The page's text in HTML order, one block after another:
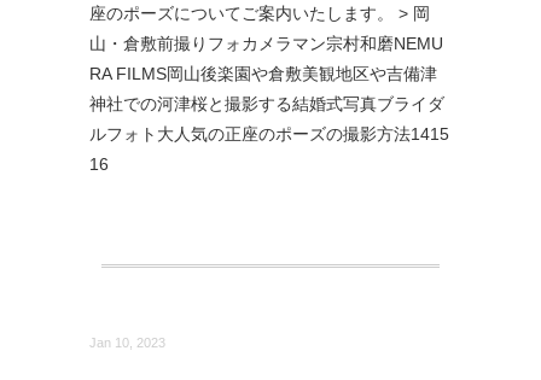
座のポーズについてご案内いたします。
> 岡
山・倉敷前撮りフォカメラマン宗村和磨NEMU
RA FILMS岡山後楽園や倉敷美観地区や吉備津
神社での河津桜と撮影する結婚式写真ブライダ
ルフォト大人気の正座のポーズの撮影方法1415
16
Jan 10, 2023